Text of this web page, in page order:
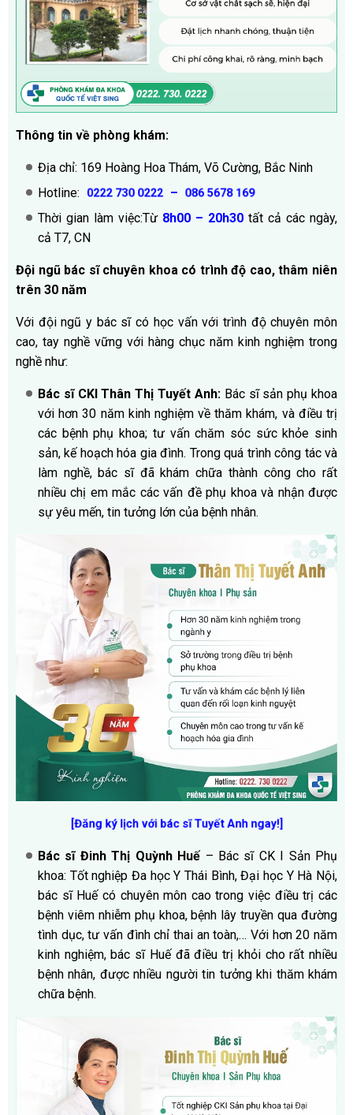
Thông tin về phòng khám:
Địa chỉ: 169 Hoàng Hoa Thám, Võ Cường, Bắc Ninh
Hotline:
0222 730 0222 – 086 5678 169
Thời gian làm việc:Từ 8h00 – 20h30 tất cả các ngày,
cả T7, CN
Đội ngũ bác sĩ chuyên khoa có trình độ cao, thâm niên
trên 30 năm
Với đội ngũ y bác sĩ có học vấn với trình độ chuyên môn
cao, tay nghề vững với hàng chục năm kinh nghiệm trong
nghề như:
Bác sĩ CKI Thân Thị Tuyết Anh:Bác sĩ sản phụ khoa
với hơn 30 năm kinh nghiệm về thăm khám, và điều trị
các bệnh phụ khoa; tư vấn chăm sóc sức khỏe sinh
sản, kế hoạch hóa gia đình. Trong quá trình công tác và
làm nghề, bác sĩ đã khám chữa thành công cho rất
nhiều chị em mắc các vấn đề phụ khoa và nhận được
sự yêu mến, tin tưởng lớn của bệnh nhân.
[Đăng ký lịch với bác sĩ Tuyết Anh ngay!]
Bác sĩ Đinh Thị Quỳnh Huế – Bác sĩ CK I Sản Phụ
khoa: Tốt nghiệp Đa học Y Thái Bình, Đại học Y Hà Nội,
bác sĩ Huế có chuyên môn cao trong việc điều trị các
bệnh viêm nhiễm phụ khoa, bệnh lây truyền qua đường
tình dục, tư vấn đình chỉ thai an toàn,… Với hơn 20 năm
kinh nghiệm, bác sĩ Huế đã điều trị khỏi cho rất nhiều
bệnh nhân, được nhiều người tin tưởng khi thăm khám
chữa bệnh.